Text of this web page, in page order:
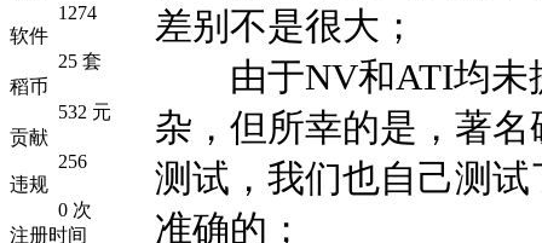
1274
软件
25 套
稻币
532 元
贡献
256
违规
0 次
注册时间
差别不是很大；
由于NV和ATI均未
杂，但所幸的是，著名
测试，我们也自己测
准确的；